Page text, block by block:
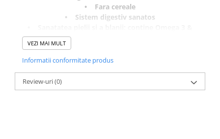
• Fara cereale
• Sistem digestiv sanatos
Omega 6 si vitamine si minerale
• Sistem imunitar puternic
• Palatabilitate ridicata
• Oase si articulatii sanatoase
VEZI MAI MULT
Informatii conformitate produs
Review-uri(0)